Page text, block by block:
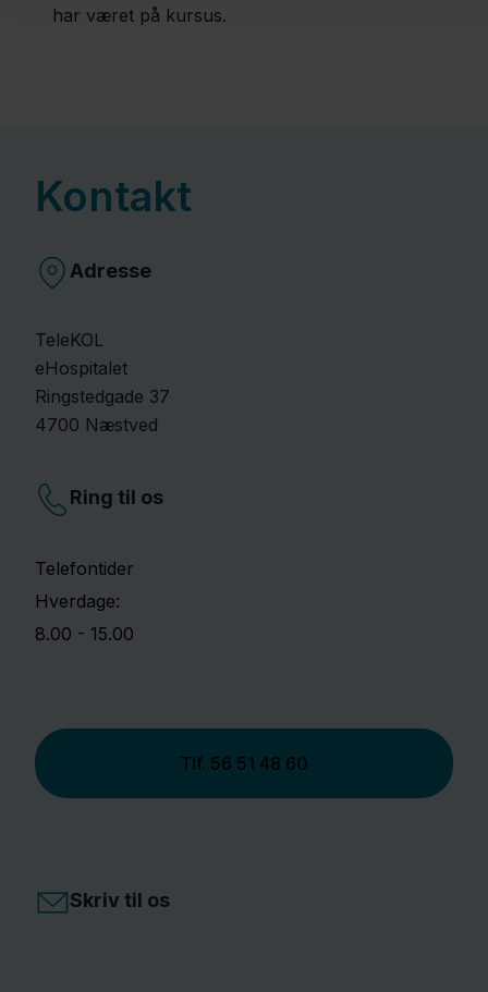
har været på kursus.
Kontakt
Adresse
TeleKOL
eHospitalet
Ringstedgade 37
4700 Næstved
Ring til os
Telefontider
Hverdage:
8.00 - 15.00
Tlf. 56 51 48 60
Skriv til os